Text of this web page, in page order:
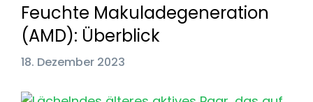
Feuchte Makuladegeneration
(AMD): Überblick
18. Dezember 2023